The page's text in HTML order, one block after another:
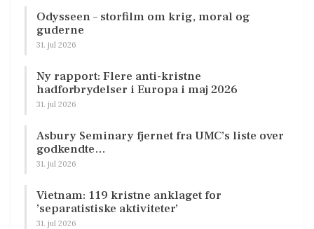
Odysseen – storfilm om krig, moral og
guderne
31. jul 2026
Ny rapport: Flere anti-kristne
hadforbrydelser i Europa i maj 2026
31. jul 2026
Asbury Seminary fjernet fra UMC’s liste over
godkendte…
31. jul 2026
Vietnam: 119 kristne anklaget for
’separatistiske aktiviteter’
31. jul 2026